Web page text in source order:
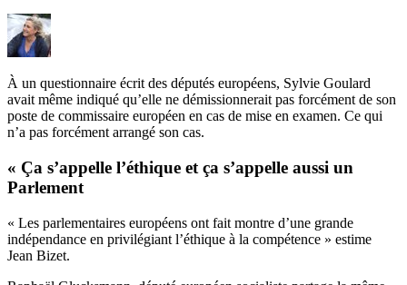
À un questionnaire écrit des députés européens, Sylvie Goulard
avait même indiqué qu’elle ne démissionnerait pas forcément de son
poste de commissaire européen en cas de mise en examen. Ce qui
n’a pas forcément arrangé son cas.
« Ça s’appelle l’éthique et ça s’appelle aussi un
Parlement
« Les parlementaires européens ont fait montre d’une grande
indépendance en privilégiant l’éthique à la compétence » estime
Jean Bizet.